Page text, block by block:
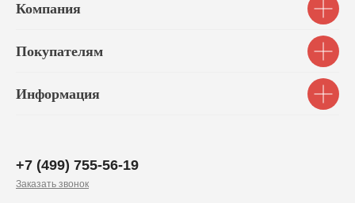
Компания
Покупателям
Информация
+7 (499) 755-56-19
Заказать звонок